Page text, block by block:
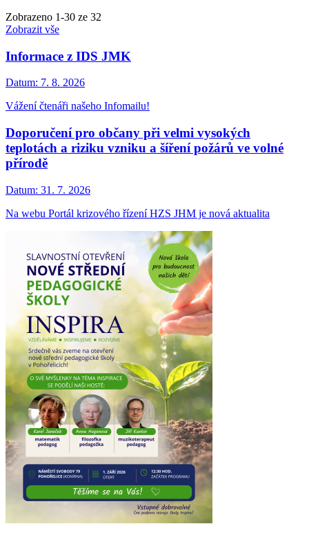
Zobrazeno 1-30 ze 32
Zobrazit vše
Informace z IDS JMK
Datum: 7. 8. 2026
Vážení čtenáři našeho Infomailu!
Doporučení pro občany při velmi vysokých
teplotách a riziku vzniku a šíření požárů ve volné
přírodě
Datum: 31. 7. 2026
Na webu Portál krizového řízení HZS JHM je nová aktualita